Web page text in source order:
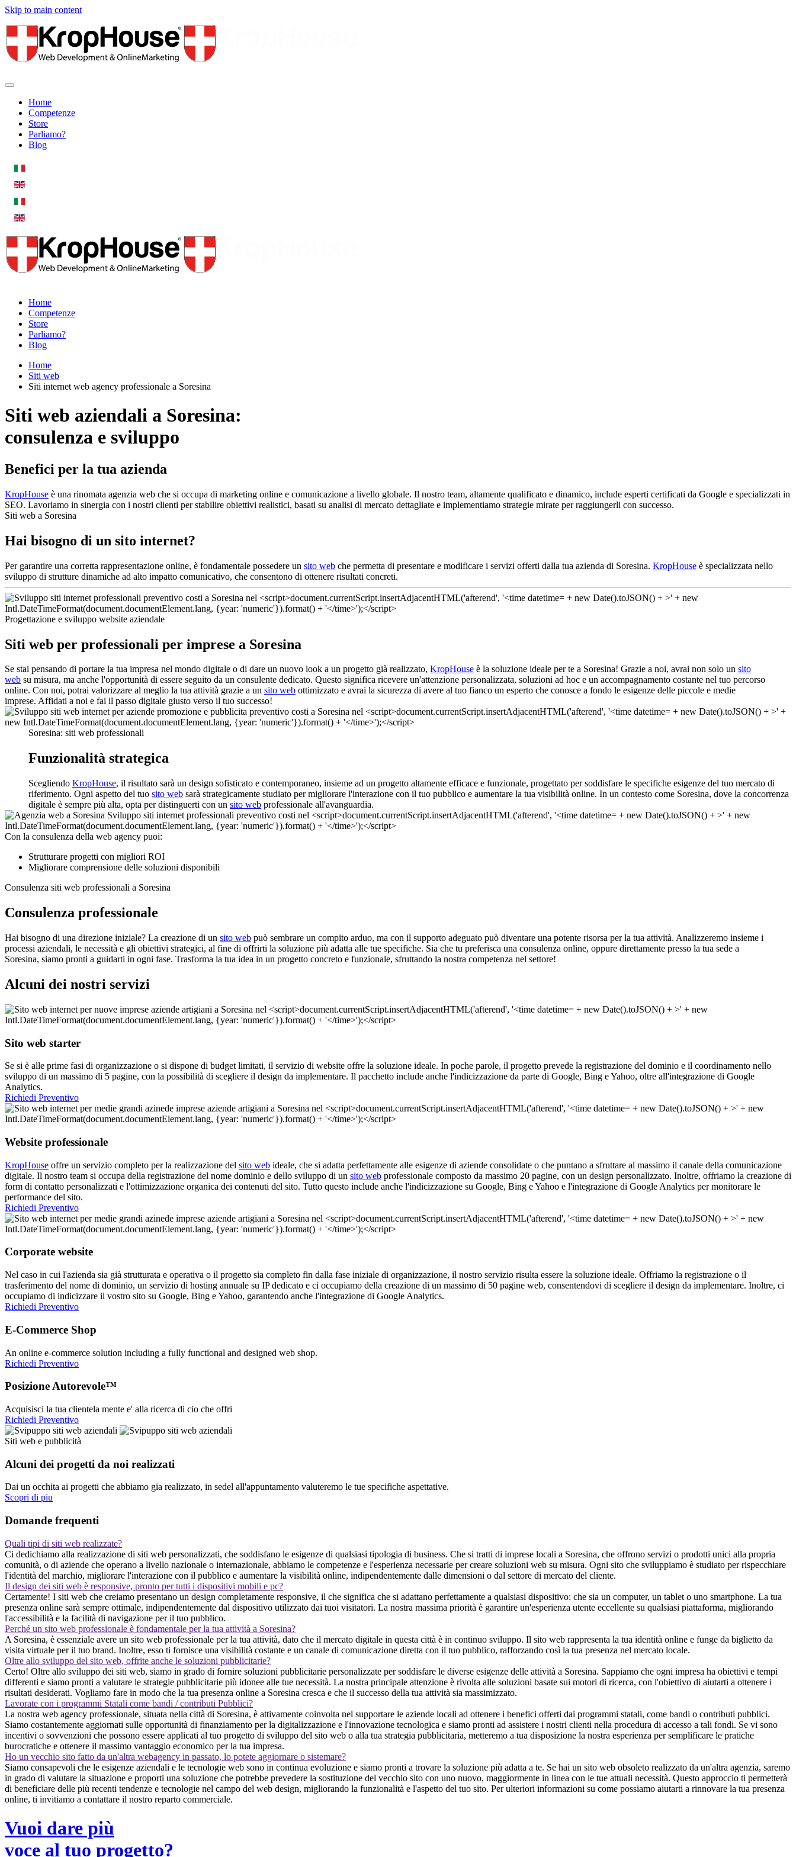
Skip to main content
Home
Competenze
Store
Parliamo?
Blog
Home
Competenze
Store
Parliamo?
Blog
Home
Siti web
Siti internet web agency professionale a Soresina
Siti web aziendali a Soresina:
consulenza e sviluppo
Benefici per la tua azienda
KropHouse è una rinomata agenzia web che si occupa di marketing online e comunicazione a livello globale. Il nostro team, altamente qualificato e dinamico, include esperti certificati da Google e specializzati in
SEO. Lavoriamo in sinergia con i nostri clienti per stabilire obiettivi realistici, basati su analisi di mercato dettagliate e implementiamo strategie mirate per raggiungerli con successo.
Siti web a Soresina
Hai bisogno di un sito internet?
Per garantire una corretta rappresentazione online, è fondamentale possedere un sito web che permetta di presentare e modificare i servizi offerti dalla tua azienda di Soresina. KropHouse è specializzata nello
sviluppo di strutture dinamiche ad alto impatto comunicativo, che consentono di ottenere risultati concreti.
Progettazione e sviluppo website aziendale
Siti web per professionali per imprese a Soresina
Se stai pensando di portare la tua impresa nel mondo digitale o di dare un nuovo look a un progetto già realizzato, KropHouse è la soluzione ideale per te a Soresina! Grazie a noi, avrai non solo un sito
web su misura, ma anche l'opportunità di essere seguito da un consulente dedicato. Questo significa ricevere un'attenzione personalizzata, soluzioni ad hoc e un accompagnamento costante nel tuo percorso
online. Con noi, potrai valorizzare al meglio la tua attività grazie a un sito web ottimizzato e avrai la sicurezza di avere al tuo fianco un esperto che conosce a fondo le esigenze delle piccole e medie
imprese. Affidati a noi e fai il passo digitale giusto verso il tuo successo!
Soresina: siti web professionali
Funzionalità strategica
Scegliendo KropHouse, il risultato sarà un design sofisticato e contemporaneo, insieme ad un progetto altamente efficace e funzionale, progettato per soddisfare le specifiche esigenze del tuo mercato di
riferimento. Ogni aspetto del tuo sito web sarà strategicamente studiato per migliorare l'interazione con il tuo pubblico e aumentare la tua visibilità online. In un contesto come Soresina, dove la concorrenza
digitale è sempre più alta, opta per distinguerti con un sito web professionale all'avanguardia.
Con la consulenza della web agency puoi:
Strutturare progetti con migliori ROI
Migliorare comprensione delle soluzioni disponibili
Consulenza siti web professionali a Soresina
Consulenza professionale
Hai bisogno di una direzione iniziale? La creazione di un sito web può sembrare un compito arduo, ma con il supporto adeguato può diventare una potente risorsa per la tua attività. Analizzeremo insieme i
processi aziendali, le necessità e gli obiettivi strategici, al fine di offrirti la soluzione più adatta alle tue specifiche. Sia che tu preferisca una consulenza online, oppure direttamente presso la tua sede a
Soresina, siamo pronti a guidarti in ogni fase. Trasforma la tua idea in un progetto concreto e funzionale, sfruttando la nostra competenza nel settore!
Alcuni dei nostri servizi
Sito web starter
Se si è alle prime fasi di organizzazione o si dispone di budget limitati, il servizio di website offre la soluzione ideale. In poche parole, il progetto prevede la registrazione del dominio e il coordinamento nello
sviluppo di un massimo di 5 pagine, con la possibilità di scegliere il design da implementare. Il pacchetto include anche l'indicizzazione da parte di Google, Bing e Yahoo, oltre all'integrazione di Google
Analytics.
Richiedi Preventivo
Website professionale
KropHouse offre un servizio completo per la realizzazione del sito web ideale, che si adatta perfettamente alle esigenze di aziende consolidate o che puntano a sfruttare al massimo il canale della comunicazione
digitale. Il nostro team si occupa della registrazione del nome dominio e dello sviluppo di un sito web professionale composto da massimo 20 pagine, con un design personalizzato. Inoltre, offriamo la creazione di
form di contatto personalizzati e l'ottimizzazione organica dei contenuti del sito. Tutto questo include anche l'indicizzazione su Google, Bing e Yahoo e l'integrazione di Google Analytics per monitorare le
performance del sito.
Richiedi Preventivo
Corporate website
Nel caso in cui l'azienda sia già strutturata e operativa o il progetto sia completo fin dalla fase iniziale di organizzazione, il nostro servizio risulta essere la soluzione ideale. Offriamo la registrazione o il
trasferimento del nome di dominio, un servizio di hosting annuale su IP dedicato e ci occupiamo della creazione di un massimo di 50 pagine web, consentendovi di scegliere il design da implementare. Inoltre, ci
occupiamo di indicizzare il vostro sito su Google, Bing e Yahoo, garantendo anche l'integrazione di Google Analytics.
Richiedi Preventivo
E-Commerce Shop
An online e-commerce solution including a fully functional and designed web shop.
Richiedi Preventivo
Posizione Autorevole™
Acquisisci la tua clientela mente e' alla ricerca di cio che offri
Richiedi Preventivo
Siti web e pubblicità
Alcuni dei progetti da noi realizzati
Dai un occhita ai progetti che abbiamo gia realizzato, in sedel all'appuntamento valuteremo le tue specifiche aspettative.
Scopri di piu
Domande frequenti
Quali tipi di siti web realizzate?
Ci dedichiamo alla realizzazione di siti web personalizzati, che soddisfano le esigenze di qualsiasi tipologia di business. Che si tratti di imprese locali a Soresina, che offrono servizi o prodotti unici alla propria
comunità, o di aziende che operano a livello nazionale o internazionale, abbiamo le competenze e l'esperienza necessarie per creare soluzioni web su misura. Ogni sito che sviluppiamo è studiato per rispecchiare
l'identità del marchio, migliorare l'interazione con il pubblico e aumentare la visibilità online, indipendentemente dalle dimensioni o dal settore di mercato del cliente.
Il design dei siti web è responsive, pronto per tutti i dispositivi mobili e pc?
Certamente! I siti web che creiamo presentano un design completamente responsive, il che significa che si adattano perfettamente a qualsiasi dispositivo: che sia un computer, un tablet o uno smartphone. La tua
presenza online sarà sempre ottimale, indipendentemente dal dispositivo utilizzato dai tuoi visitatori. La nostra massima priorità è garantire un'esperienza utente eccellente su qualsiasi piattaforma, migliorando
l'accessibilità e la facilità di navigazione per il tuo pubblico.
Perché un sito web professionale è fondamentale per la tua attività a Soresina?
A Soresina, è essenziale avere un sito web professionale per la tua attività, dato che il mercato digitale in questa città è in continuo sviluppo. Il sito web rappresenta la tua identità online e funge da biglietto da
visita virtuale per il tuo brand. Inoltre, esso ti fornisce una visibilità costante e un canale di comunicazione diretta con il tuo pubblico, rafforzando così la tua presenza nel mercato locale.
Oltre allo sviluppo del sito web, offrite anche le soluzioni pubblicitarie?
Certo! Oltre allo sviluppo dei siti web, siamo in grado di fornire soluzioni pubblicitarie personalizzate per soddisfare le diverse esigenze delle attività a Soresina. Sappiamo che ogni impresa ha obiettivi e tempi
differenti e siamo pronti a valutare le strategie pubblicitarie più idonee alle tue necessità. La nostra principale attenzione è rivolta alle soluzioni basate sui motori di ricerca, con l'obiettivo di aiutarti a ottenere i
risultati desiderati. Vogliamo fare in modo che la tua presenza online a Soresina cresca e che il successo della tua attività sia massimizzato.
Lavorate con i programmi Statali come bandi / contributi Pubblici?
La nostra web agency professionale, situata nella città di Soresina, è attivamente coinvolta nel supportare le aziende locali ad ottenere i benefici offerti dai programmi statali, come bandi o contributi pubblici.
Siamo costantemente aggiornati sulle opportunità di finanziamento per la digitalizzazione e l'innovazione tecnologica e siamo pronti ad assistere i nostri clienti nella procedura di accesso a tali fondi. Se vi sono
incentivi o sovvenzioni che possono essere applicati al tuo progetto di sviluppo del sito web o alla tua strategia pubblicitaria, metteremo a tua disposizione la nostra esperienza per semplificare le pratiche
burocratiche e ottenere il massimo vantaggio economico per la tua impresa.
Ho un vecchio sito fatto da un'altra webagency in passato, lo potete aggiornare o sistemare?
Siamo consapevoli che le esigenze aziendali e le tecnologie web sono in continua evoluzione e siamo pronti a trovare la soluzione più adatta a te. Se hai un sito web obsoleto realizzato da un'altra agenzia, saremo
in grado di valutare la situazione e proporti una soluzione che potrebbe prevedere la sostituzione del vecchio sito con uno nuovo, maggiormente in linea con le tue attuali necessità. Questo approccio ti permetterà
di beneficiare delle più recenti tendenze e tecnologie nel campo del web design, migliorando la funzionalità e l'aspetto del tuo sito. Per ulteriori informazioni su come possiamo aiutarti a rinnovare la tua presenza
online, ti invitiamo a contattare il nostro reparto commerciale.
Vuoi dare più
voce al tuo progetto?